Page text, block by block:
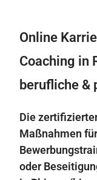
Online
Coaching in
berufliche &
Die
Maßnahmen
oder